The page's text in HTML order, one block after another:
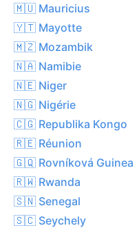
🇲🇺 Mauricius
🇾🇹 Mayotte
🇲🇿 Mozambik
🇳🇦 Namibie
🇳🇪 Niger
🇳🇬 Nigérie
🇨🇬 Republika Kongo
🇷🇪 Réunion
🇬🇶 Rovníková Guinea
🇷🇼 Rwanda
🇸🇳 Senegal
🇸🇨 Seychely